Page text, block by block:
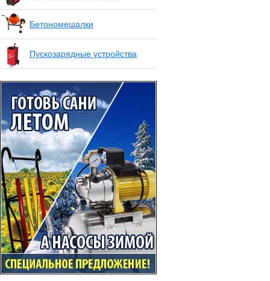
Бетономешалки
Пускозарядные устройства